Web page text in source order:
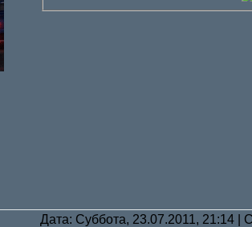
Дата: Суббота, 23.07.2011, 21:14 |